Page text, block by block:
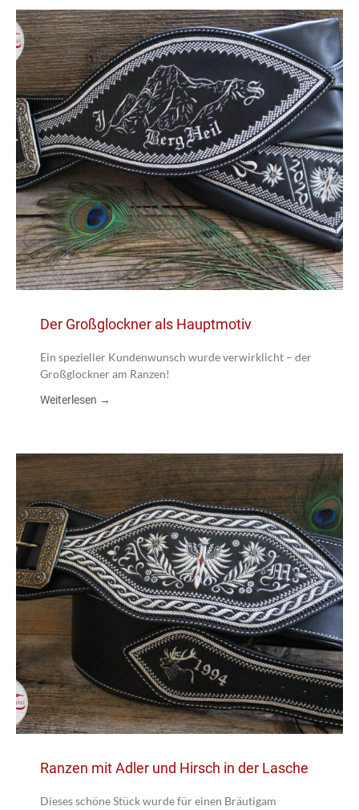
Der Großglockner als Hauptmotiv
Ein spezieller Kundenwunsch wurde verwirklicht – der
Großglockner am Ranzen!
Weiterlesen →
Ranzen mit Adler und Hirsch in der Lasche
Dieses schöne Stück wurde für einen Bräutigam